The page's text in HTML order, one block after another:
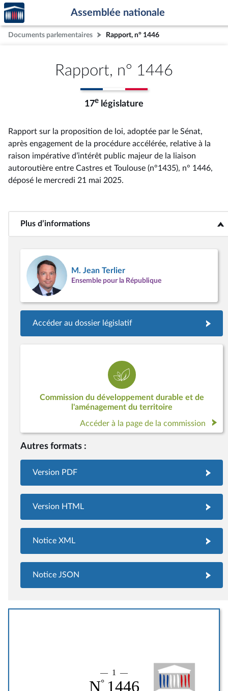
Aller au contenu
Aller en bas de la page
Accèder
à la
page
d'accueil
Assemblée nationale
Documents parlementaires Rapport, n° 1446
Rapport, n° 1446
17e législature
Rapport sur la proposition de loi, adoptée par le Sénat,
après engagement de la procédure accélérée, relative à la
raison impérative d’intérêt public majeur de la liaison
autoroutière entre Castres et Toulouse (n°1435), n° 1446,
déposé le mercredi 21 mai 2025.
Plus d’informations<b>Plus d’informations</b>
M. Jean Terlier
Ensemble pour la République
Accéder au dossier législatif
Commission du développement durable et de
l'aménagement du territoire
Accéder à la page de la commission
Autres formats :
Version PDF
Version HTML
Notice XML
Notice JSON